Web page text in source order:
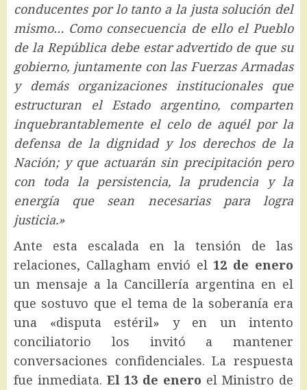
conducentes por lo tanto a la justa solución del
mismo… Como consecuencia de ello el Pueblo
de la República debe estar advertido de que su
gobierno, juntamente con las Fuerzas Armadas
y demás organizaciones institucionales que
estructuran el Estado argentino, comparten
inquebrantablemente el celo de aquél por la
defensa de la dignidad y los derechos de la
Nación; y que actuarán sin precipitación pero
con toda la persistencia, la prudencia y la
energía que sean necesarias para logra
justicia.»
Ante esta escalada en la tensión de las
relaciones, Callagham envió el12 de enero
un mensaje a la Cancillería argentina en el
que sostuvo que el tema de la soberanía era
una «disputa estéril» y en un intento
conciliatorio los invitó a mantener
conversaciones confidenciales. La respuesta
fue inmediata. El 13 de enero el Ministro de